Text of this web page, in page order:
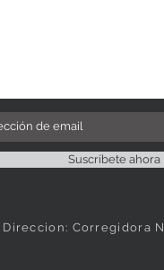
Suscríbete ahora
Direccion: Corregidora